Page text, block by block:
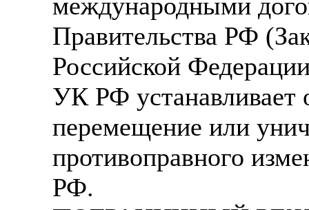
Правительства РФ
Российской
УК РФ устанавливает
перемещение или
противоправного
РФ.